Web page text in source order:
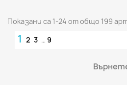
Показани са 1-24 от общо 199
1 2 3 … 9